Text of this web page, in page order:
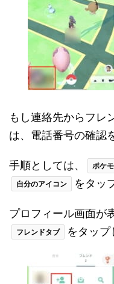
もし連絡先からフレ
は、電話番号の確認
手順としては、 ポケ
自分のアイコン をタッ
プロフィール画面が
フレンドタブ をタップ